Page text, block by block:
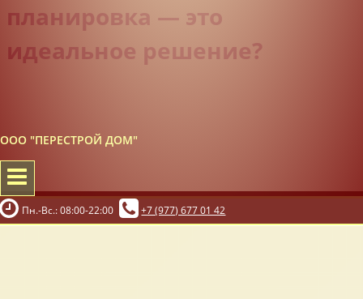
ООО "ПЕРЕСТРОЙ ДОМ"
Пн.-Вс.: 08:00-22:00 +7 (977) 677 01 42
планировка — это
идеальное решение?